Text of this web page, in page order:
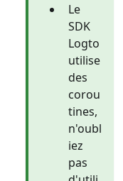
Le
SDK
Logto
utilise
des
corou
tines,
n'oubl
iez
pas